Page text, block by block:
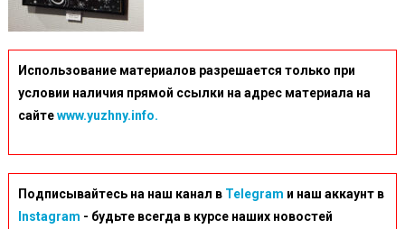
Использование материалов разрешается только при
условии наличия прямой ссылки на адрес материала на
сайтеwww.yuzhny.info.
Подписывайтесь на наш канал в Telegram и наш аккаунт в
Instagram - будьте всегда в курсе наших новостей